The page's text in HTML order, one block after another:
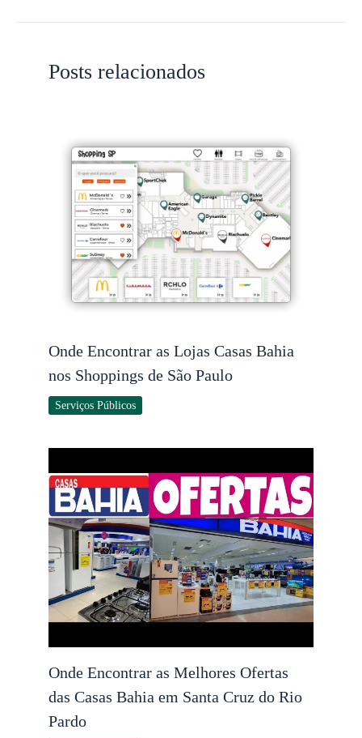
Posts relacionados
Onde Encontrar as Lojas Casas Bahia
nos Shoppings de São Paulo
Serviços Públicos
Onde Encontrar as Melhores Ofertas
das Casas Bahia em Santa Cruz do Rio
Pardo